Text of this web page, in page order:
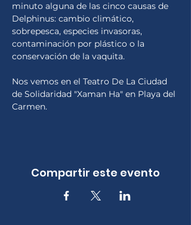
minuto alguna de las cinco causas de
Delphinus: cambio climático,
sobrepesca, especies invasoras,
contaminación por plástico o la
conservación de la vaquita.
Nos vemos en el Teatro De La Ciudad
de Solidaridad "Xaman Ha" en Playa del
Carmen.
Compartir este evento